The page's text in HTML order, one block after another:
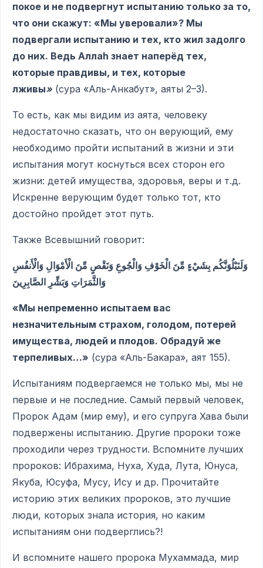
покое и не подвергнут испытанию только за то,
что они скажут: «Мы уверовали»? Мы
подвергали испытанию и тех, кто жил задолго
до них. Ведь Аллаh знает наперёд тех,
которые правдивы, и тех, которые
лживы» (сура «Аль-Анкабут», аяты 2–3).
То есть, как мы видим из аята, человеку
недостаточно сказать, что он верующий, ему
необходимо пройти испытаний в жизни и эти
испытания могут коснуться всех сторон его
жизни: детей имущества, здоровья, веры и т.д.
Искренне верующим будет только тот, кто
достойно пройдет этот путь.
Также Всевышний говорит:
وَلَنَبْلُوَنَّكُم بِشَيْءٍ مِّنَ الْخَوْفِ وَالْجُوعِ وَنَقْصٍ مِّنَ الْأَمْوَالِ وَالْأَنفُسِ
وَالثَّمَرَاتِ وَبَشِّرِ الصَّابِرِينَ
«Мы непременно испытаем вас
незначительным страхом, голодом, потерей
имущества, людей и плодов. Обрадуй же
терпеливых…» (сура «Аль-Бакара», аят 155).
Испытаниям подвергаемся не только мы, мы не
первые и не последние. Самый первый человек,
Пророк Адам (мир ему), и его супруга Хава были
подвержены испытанию. Другие пророки тоже
проходили через трудности. Вспомните лучших
пророков: Ибрахима, Нуха, Худа, Лута, Юнуса,
Якуба, Юсуфа, Мусу, Ису и др. Прочитайте
историю этих великих пророков, это лучшие
люди, которых знала история, но каким
испытаниям они подверглись?!
И вспомните нашего пророка Мухаммада, мир